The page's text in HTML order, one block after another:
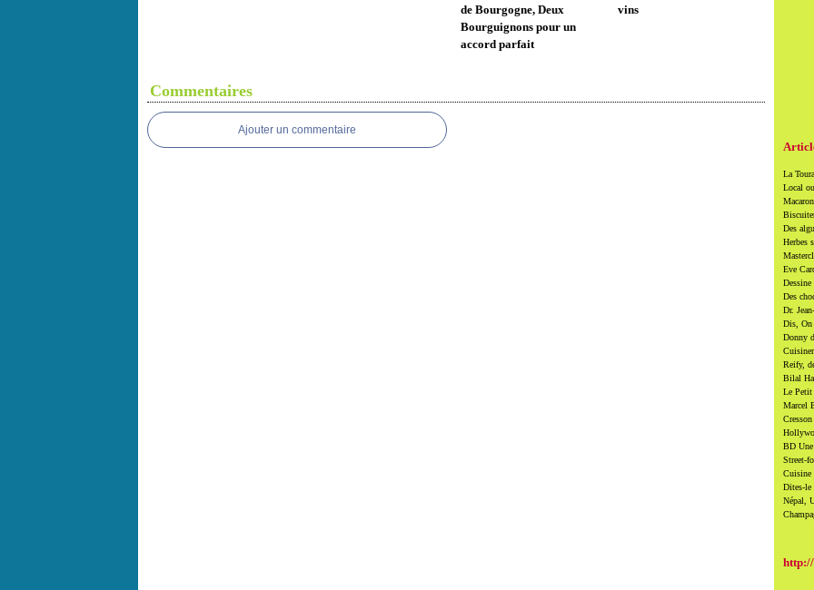
de Bourgogne, Deux
Bourguignons pour un
accord parfait
vins
Commentaires
Ajouter un commentaire
La
Local
Des
Herbes
Eve
Des
Dr.
Dis, On
Donny
Reify,
Bilal
Le Petit
Marcel
BD Une
Street-
Cuisine
Dites-le
Népal,